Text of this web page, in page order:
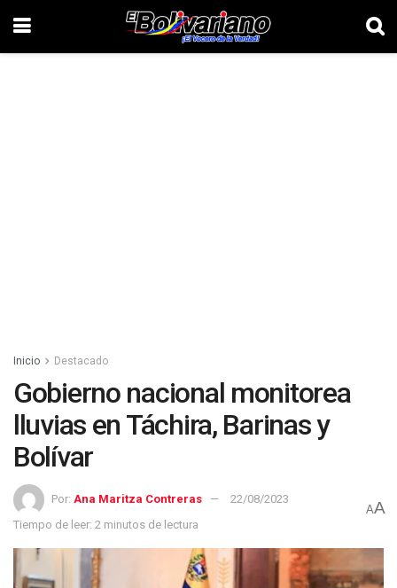
Inicio Destacado
Gobierno nacional monitorea
lluvias en Táchira, Barinas y
Bolívar
Por: Ana Maritza Contreras
22/08/2023
Tiempo de leer: 2 minutos de lectura
AA